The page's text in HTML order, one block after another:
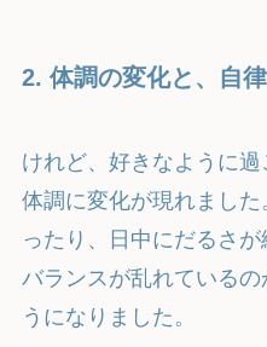
2. 体調の変化と、自
けれど、好きなように
体調に変化が現れまし
ったり、日中にだるさ
バランスが乱れている
うになりました。